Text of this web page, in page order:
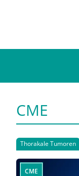
CME
Thorakale Tumoren
CME